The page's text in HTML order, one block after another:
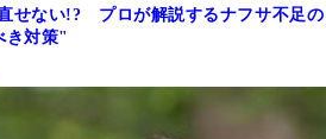
せない!? プロが解説するナフサ不足の
き対策"